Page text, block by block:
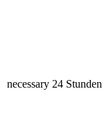
necessary 24 Stunden